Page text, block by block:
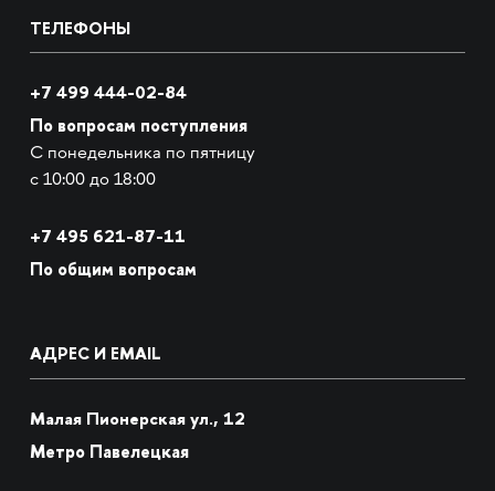
ТЕЛЕФОНЫ
+7 499 444-02-84
По вопросам поступления
С понедельника по пятницу
с 10:00 до 18:00
+7 495 621-87-11
По общим вопросам
АДРЕС И EMAIL
Малая Пионерская ул., 12
Метро Павелецкая